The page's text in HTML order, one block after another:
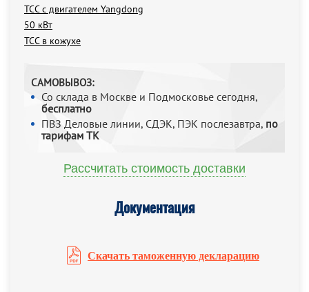
ТСС с двигателем Yangdong
50 кВт
ТСС в кожухе
САМОВЫВОЗ:
Со склада в Москве и Подмосковье сегодня,
бесплатно
ПВЗ Деловые линии, СДЭК, ПЭК послезавтра, по
тарифам ТК
Рассчитать стоимость доставки
Документация
Скачать таможенную декларацию